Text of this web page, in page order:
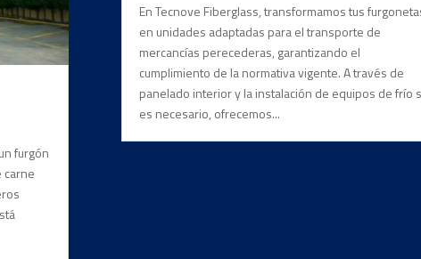
furgón
carne
En Tecnove Fiberglass, transformamos tus
en unidades adaptadas para el transporte de
mercancías perecederas, garantizando el
cumplimiento de la normativa vigente. A través de
panelado interior y la instalación de equipos de frío
es necesario, ofrecemos...